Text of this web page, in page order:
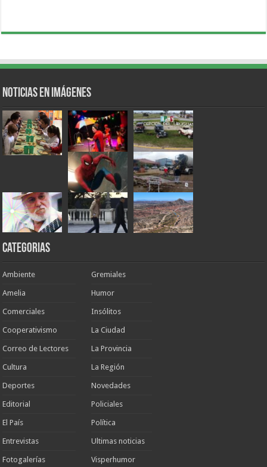
Noticias en Imágenes
Categorias
Ambiente
Amelia
Comerciales
Cooperativismo
Correo de Lectores
Cultura
Deportes
Editorial
El País
Entrevistas
Fotogalerías
Gremiales
Humor
Insólitos
La Ciudad
La Provincia
La Región
Novedades
Policiales
Política
Ultimas noticias
Visperhumor